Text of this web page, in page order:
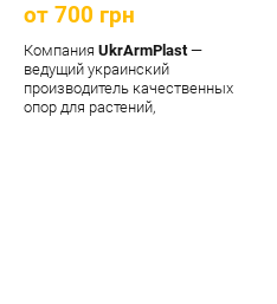
от 700 грн
Компания UkrArmPlast—
ведущий украинский
производитель качественных
опор для растений,